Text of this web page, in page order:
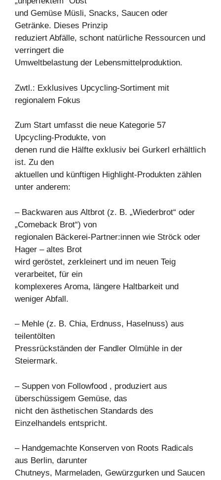
und Gemüse Müsli, Snacks, Saucen oder
Getränke. Dieses Prinzip
reduziert Abfälle, schont natürliche Ressourcen und
verringert die
Umweltbelastung der Lebensmittelproduktion.
Zwtl.: Exklusives Upcycling-Sortiment mit
regionalem Fokus
Zum Start umfasst die neue Kategorie 57
Upcycling-Produkte, von
denen rund die Hälfte exklusiv bei Gurkerl erhältlich
ist. Zu den
aktuellen und künftigen Highlight-Produkten zählen
unter anderem:
– Backwaren aus Altbrot (z. B. „Wiederbrot“ oder
„Comeback Brot“) von
regionalen Bäckerei-Partner:innen wie Ströck oder
Hager – altes Brot
wird geröstet, zerkleinert und im neuen Teig
verarbeitet, für ein
komplexeres Aroma, längere Haltbarkeit und
weniger Abfall.
– Mehle (z. B. Chia, Erdnuss, Haselnuss) aus
teilentölten
Pressrückständen der Fandler Olmühle in der
Steiermark.
– Suppen von Followfood , produziert aus
überschüssigem Gemüse, das
nicht den ästhetischen Standards des
Einzelhandels entspricht.
– Handgemachte Konserven von Roots Radicals
aus Berlin, darunter
Chutneys, Marmeladen, Gewürzgurken und Saucen